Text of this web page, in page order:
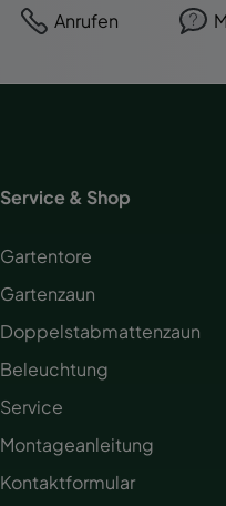
Anrufen
Service & Shop
Gartentore
Gartenzaun
Doppelstabmattenzaun
Beleuchtung
Service
Montageanleitung
Kontaktformular